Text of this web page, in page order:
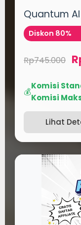
Quantum
Diskon 80%
Rp745.000
💰
Komisi
Komisi
Lihat